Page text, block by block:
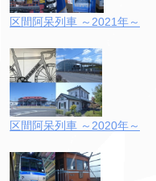
区間阿呆列車 ～2021年～
区間阿呆列車 ～2020年～